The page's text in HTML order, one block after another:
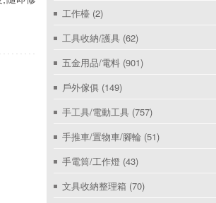
工作檯 (2)
工具收納/護具 (62)
五金用品/電料 (901)
戶外傢俱 (149)
手工具/電動工具 (757)
手推車/置物車/腳輪 (51)
手電筒/工作燈 (43)
文具收納整理箱 (70)